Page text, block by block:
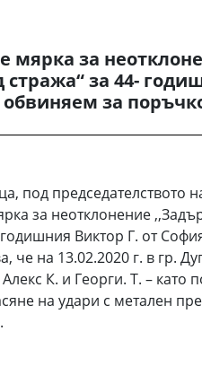
мярка за
стража“ за 44-
за
под председателството
за неотклонение
Виктор Г. от
че на 13.02.2020 г. в гр.
К. и Георги. Т. – като
на удари с метален